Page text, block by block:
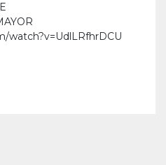
watch?v=UdlLRfhrDCU